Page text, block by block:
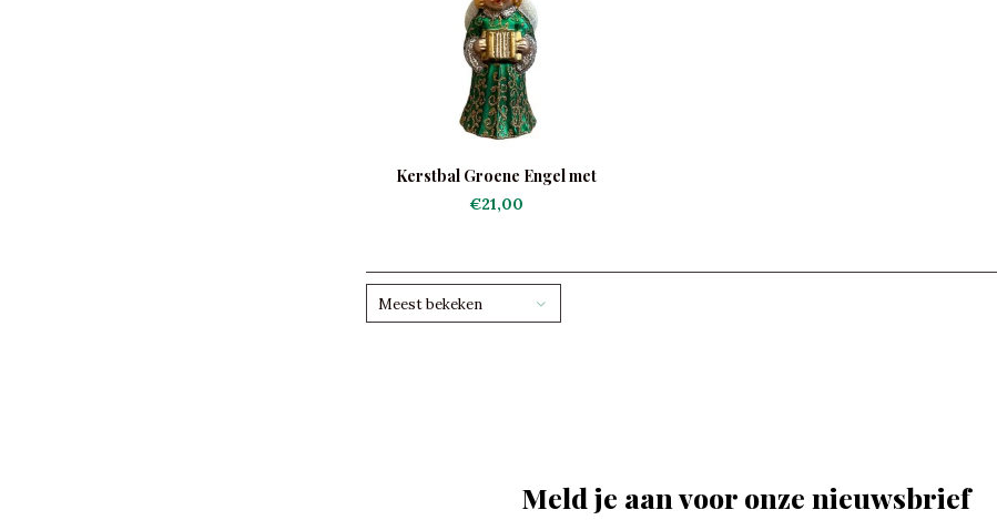
Kerstbal Groene Engel met
Accordeon
€21,00
Meest bekeken
Meld je aan voor onze nieuwsbrief